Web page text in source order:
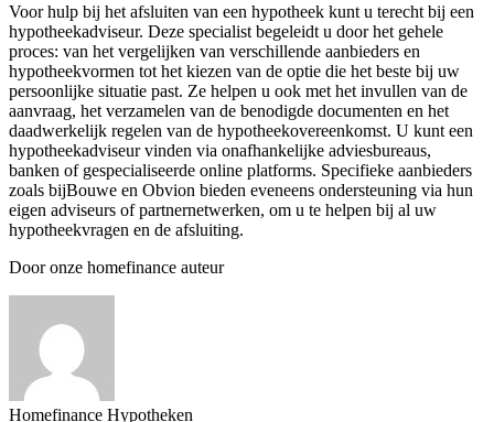
Voor hulp bij het afsluiten van een hypotheek kunt u terecht bij een
hypotheekadviseur. Deze specialist begeleidt u door het gehele
proces: van het vergelijken van verschillende aanbieders en
hypotheekvormen tot het kiezen van de optie die het beste bij uw
persoonlijke situatie past. Ze helpen u ook met het invullen van de
aanvraag, het verzamelen van de benodigde documenten en het
daadwerkelijk regelen van de hypotheekovereenkomst. U kunt een
hypotheekadviseur vinden via onafhankelijke adviesbureaus,
banken of gespecialiseerde online platforms. Specifieke aanbieders
zoals bijBouwe en Obvion bieden eveneens ondersteuning via hun
eigen adviseurs of partnernetwerken, om u te helpen bij al uw
hypotheekvragen en de afsluiting.
Door onze homefinance auteur
Homefinance Hypotheken